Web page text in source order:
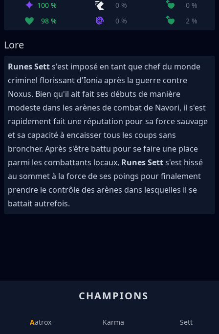
100 % 0 %
0 %
98 %
0 % 2 %
Lore
Runes Setts'est imposé en tant que chef du monde
criminel florissant d'Ionia après la guerre contre
Noxus. Bien qu'il ait fait ses débuts de manière
modeste dans les arènes de combat de Navori, il s'est
rapidement fait une réputation pour sa force sauvage
et sa capacité à encaisser tous les coups sans
broncher. Après s'être battu pour se faire une place
parmi les combattants locaux, Runes Setts'est hissé
au sommet à la force de ses poings pour finalement
prendre le contrôle des arènes dans lesquelles il se
battait autrefois.
CHAMPIONS
Aatrox Karma Sett